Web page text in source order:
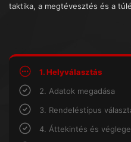
taktika, a megtévesztés és a
1. Helyválasztás
2. Adatok megadása
3. Rendeléstípus
4. Áttekintés és